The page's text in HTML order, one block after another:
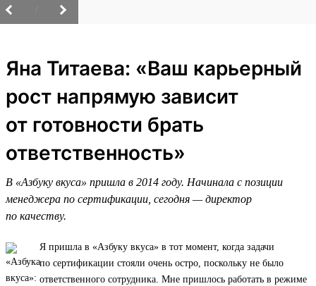
Яна Титаева: «Ваш карьерный
рост напрямую зависит
от готовности брать
ответственность»
В «Азбуку вкуса» пришла в 2014 году. Начинала с позиции
менеджера по сертификации, сегодня — директор
по качеству.
Я пришла в «Азбуку вкуса» в тот момент, когда задачи
по сертификации стояли очень остро, поскольку не было
ответственного сотрудника. Мне пришлось работать в режиме